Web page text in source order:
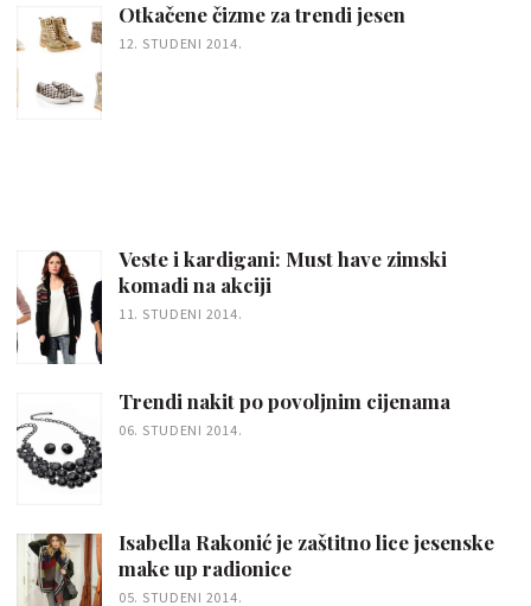
Otkačene čizme za trendi jesen
12. STUDENI 2014.
Veste i kardigani: Must have zimski
komadi na akciji
11. STUDENI 2014.
Trendi nakit po povoljnim cijenama
06. STUDENI 2014.
Isabella Rakonić je zaštitno lice jesenske
make up radionice
05. STUDENI 2014.